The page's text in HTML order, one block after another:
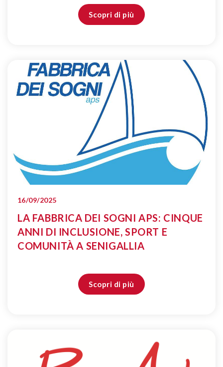
Scopri di più
16/09/2025
LA FABBRICA DEI SOGNI APS: CINQUE
ANNI DI INCLUSIONE, SPORT E
COMUNITÀ A SENIGALLIA
Scopri di più